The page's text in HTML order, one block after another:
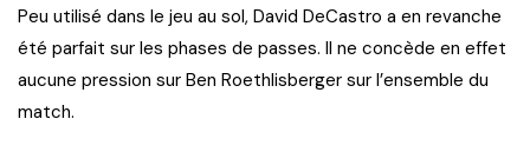
Peu utilisé dans le jeu au sol, David DeCastro a en revanche
été parfait sur les phases de passes. Il ne concède en effet
aucune pression sur Ben Roethlisberger sur l’ensemble du
match.